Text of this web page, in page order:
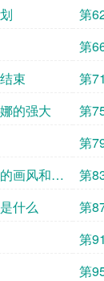
第
第
束 第
的强大 第
第
画风和我
第
什么 第
第
第